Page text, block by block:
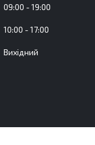
09:00 19:00
10:00 17:00
Вихідний